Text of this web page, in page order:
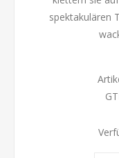
spektakulären